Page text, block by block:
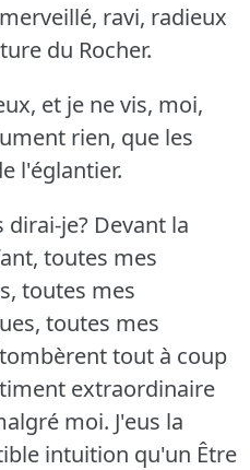
ravi, radieux
du Rocher.
et je ne vis, moi,
rien, que les
l'églantier.
dirai-je? Devant la
toutes mes
toutes mes
toutes mes
tout à coup
extraordinaire
moi. J'eus la
intuition qu'un Être